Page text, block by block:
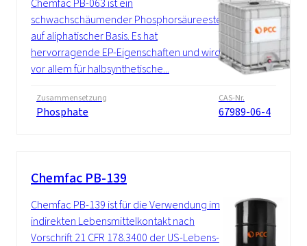
Chemfac PB-063 ist ein
schwachschäumender Phosphorsäureester
auf aliphatischer Basis. Es hat
hervorragende EP-Eigenschaften und wird
vor allem für halbsynthetische...
Zusammensetzung
Phosphate
CAS-Nr.
67989-06-4
Chemfac PB-139
Chemfac PB-139 ist für die Verwendung im
indirekten Lebensmittelkontakt nach
Vorschrift 21 CFR 178.3400 der US-Lebens-